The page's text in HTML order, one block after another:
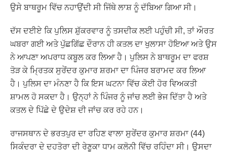
ਉਸੇ ਬਾਥਰੂਮ ਵਿੱਚ ਨਹਾਉਂਦੀ ਸੀ ਜਿੱਥੇ ਲਾਸ਼ ਨੂੰ ਦੱਬਿਆ ਗਿਆ ਸੀ।
ਦੱਸ ਦਈਏ ਕਿ ਪੁਲਿਸ ਸ਼ੁੱਕਰਵਾਰ ਨੂੰ ਤਸਦੀਕ ਲਈ ਪਹੁੰਚੀ ਸੀ, ਤਾਂ ਔਰਤ
ਘਬਰਾ ਗਈ ਅਤੇ ਪੁੱਛਗਿੱਛ ਦੌਰਾਨ ਹੀ ਕਤਲ ਦਾ ਖੁਲਾਸਾ ਹੋਇਆ ਅਤੇ ਉਸ
ਨੇ ਆਪਣਾ ਅਪਰਾਧ ਕਬੂਲ ਕਰ ਲਿਆ ਹੈ। ਪੁਲਿਸ ਨੇ ਬਾਥਰੂਮ ਦਾ ਫਰਸ਼
ਤੋੜ ਕੇ ਮ੍ਰਿਤਕ ਸੁਰੇਂਦਰ ਕੁਮਾਰ ਸ਼ਰਮਾ ਦਾ ਪਿੰਜਰ ਬਰਾਮਦ ਕਰ ਲਿਆ
ਹੈ। ਪੁਲਿਸ ਦਾ ਮੰਨਣਾ ਹੈ ਕਿ ਇਸ ਘਟਨਾ ਵਿੱਚ ਕੋਈ ਹੋਰ ਵਿਅਕਤੀ
ਸ਼ਾਮਲ ਹੋ ਸਕਦਾ ਹੈ। ਉਨ੍ਹਾਂ ਨੇ ਪਿੰਜਰ ਨੂੰ ਜਾਂਚ ਲਈ ਭੇਜ ਦਿੱਤਾ ਹੈ ਅਤੇ
ਕਤਲ ਦੇ ਪਿੱਛੇ ਦੇ ਉਦੇਸ਼ ਦੀ ਜਾਂਚ ਕਰ ਰਹੇ ਹਨ।
ਰਾਜਸਥਾਨ ਦੇ ਭਰਤਪੁਰ ਦਾ ਰਹਿਣ ਵਾਲਾ ਸੁਰੇਂਦਰ ਕੁਮਾਰ ਸ਼ਰਮਾ (44)
ਸਿਕੰਦਰਾ ਦੇ ਦਹਤੋਰਾ ਦੀ ਰੇਣੂਕਾ ਧਾਮ ਕਲੋਨੀ ਵਿੱਚ ਰਹਿੰਦਾ ਸੀ। ਉਸਦਾ